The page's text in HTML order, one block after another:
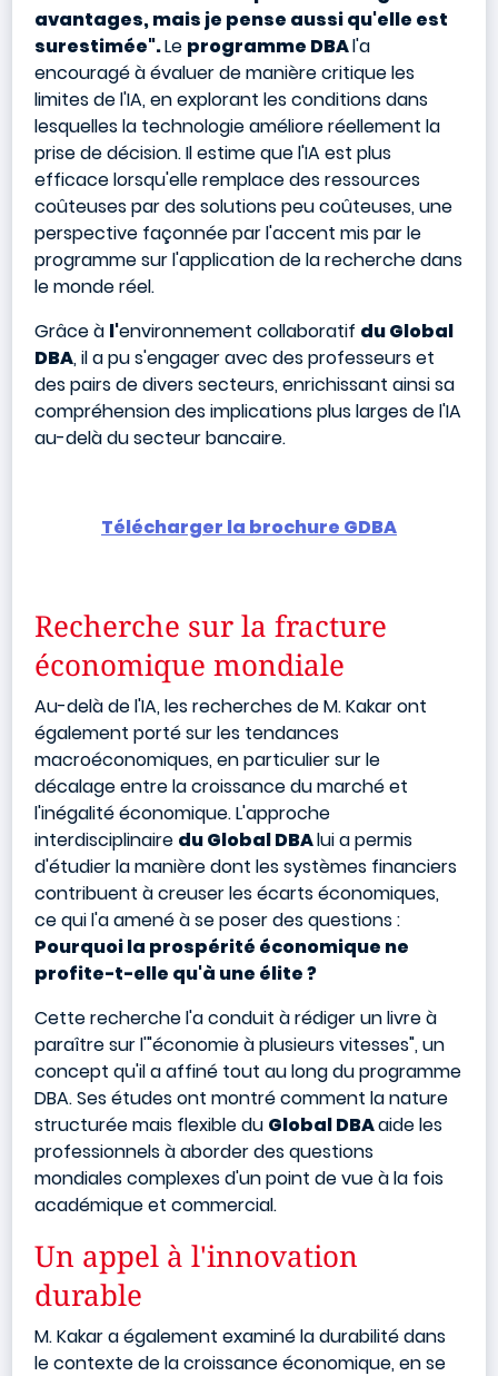
avantages, mais je pense aussi qu'elle est
surestimée".Le programme DBAl'a
encouragé à évaluer de manière critique les
limites de l'IA, en explorant les conditions dans
lesquelles la technologie améliore réellement la
prise de décision. Il estime que l'IA est plus
efficace lorsqu'elle remplace des ressources
coûteuses par des solutions peu coûteuses, une
perspective façonnée par l'accent mis par le
programme sur l'application de la recherche dans
le monde réel.
Grâce à l'environnement collaboratif du Global
DBA, il a pu s'engager avec des professeurs et
des pairs de divers secteurs, enrichissant ainsi sa
compréhension des implications plus larges de l'IA
au-delà du secteur bancaire.
Télécharger la brochure GDBA
Recherche sur la fracture
économique mondiale
Au-delà de l'IA, les recherches de M. Kakar ont
également porté sur les tendances
macroéconomiques, en particulier sur le
décalage entre la croissance du marché et
l'inégalité économique. L'approche
interdisciplinaire du Global DBAlui a permis
d'étudier la manière dont les systèmes financiers
contribuent à creuser les écarts économiques,
ce qui l'a amené à se poser des questions :
Pourquoi la prospérité économique ne
profite-t-elle qu'à une élite ?
Cette recherche l'a conduit à rédiger un livre à
paraître sur l'"économie à plusieurs vitesses", un
concept qu'il a affiné tout au long du programme
DBA. Ses études ont montré comment la nature
structurée mais flexible du Global DBAaide les
professionnels à aborder des questions
mondiales complexes d'un point de vue à la fois
académique et commercial.
Un appel à l'innovation
durable
M. Kakar a également examiné la durabilité dans
le contexte de la croissance économique, en se